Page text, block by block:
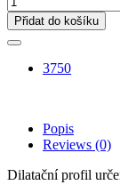
Přidat do košíku
3750
Popis
Reviews (0)
Dilatační profil